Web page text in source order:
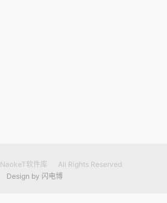
NaokeT软件库
All Rights Reserved
Design by 闪电博